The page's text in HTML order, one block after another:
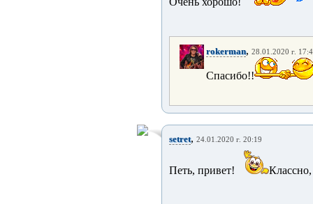
rokerman, 28.01.2020 г.
Спасибо!!
setret, 24.01.2020 г. 20:19
Петь, привет!